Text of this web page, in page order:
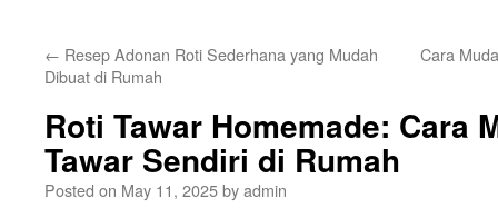
← Resep Adonan Roti Sederhana yang Mudah
Dibuat di Rumah
Cara
Roti Tawar Homemade: Cara
Tawar Sendiri di Rumah
Posted on May 11, 2025byadmin